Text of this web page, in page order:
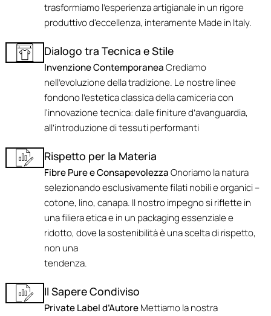
trasformiamo l'esperienza artigianale in un rigore
produttivo d'eccellenza, interamente Made in Italy.
Dialogo tra Tecnica e Stile
Invenzione ContemporaneaCrediamo
nell'evoluzione della tradizione. Le nostre linee
fondono l’estetica classica della camiceria con
l'innovazione tecnica: dalle finiture d’avanguardia,
all’introduzione di tessuti performanti
Rispetto per la Materia
Fibre Pure e ConsapevolezzaOnoriamo la natura
selezionando esclusivamente filati nobili e organici –
cotone, lino, canapa. Il nostro impegno si riflette in
una filiera etica e in un packaging essenziale e
ridotto, dove la sostenibilità è una scelta di rispetto,
non una
tendenza.
Il Sapere Condiviso
Private Label d’AutoreMettiamo la nostra